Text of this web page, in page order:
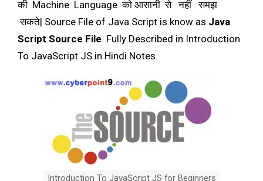
की Machine Language को आसानी से नहीं समझ
सकते| Source File of Java Script is know as Java
Script Source File. Fully Described in Introduction
To JavaScript JS in Hindi Notes.
Introduction To JavaScript JS for Beginners